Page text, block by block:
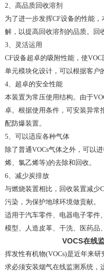
2、高品质回收溶剂
为了进一步发挥CF设备的性能
解，以提高回收溶剂的品质。回
3、灵活运用
CF设备超卓的吸附性能，使
单元模块化设计，可以根据客户
4、超卓的安全性能
本装置为常压使用结构。由于
卓。根据使用条件，可安装异常
配防爆装置。
5、可以适应各种气体
除了普通VOCs气体之外，可以
烯、氯乙烯等)的去除和回收。
6、减少炭排放
与燃烧装置相比，回收装置减少
污染，为保护地球环境做贡献。
适用于汽车零件、电器电子零件
模型、人造皮革、干洗、医药品
VOCS在线
挥发性有机物(VOCs)是近年来
求必须安装烟气在线监测系统，